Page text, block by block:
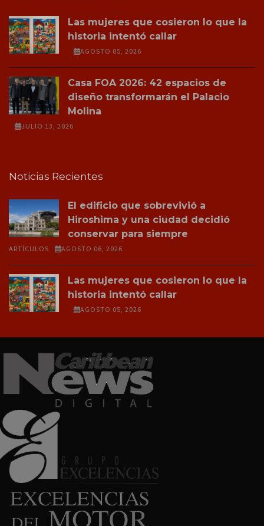
Las mujeres que cosieron lo que la
historia intentó callar
AGOSTO 05, 2026
Casa FOA 2026: 42 espacios de
diseño transformarán el Palacio
Molina
JULIO 13, 2026
Noticias Recientes
El edificio que sobrevivió a
Hiroshima y una ciudad decidió
conservar para siempre
ARTÍCULOS AGOSTO 06, 2026
Las mujeres que cosieron lo que la
historia intentó callar
AGOSTO 05, 2026